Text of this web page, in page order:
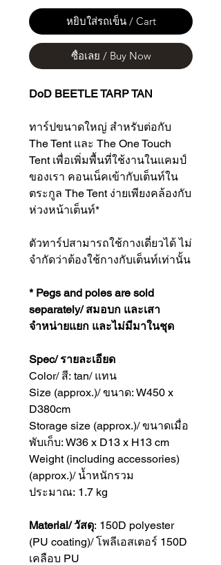
หยิบใส่รถเข็น / Cart
ซื้อเลย / Buy Now
DoD BEETLE TARP TAN
ทาร์ปขนาดใหญ่ สำหรับต่อกับ
The Tent และ The One Touch
Tent เพื่อเพิ่มพื้นที่ใช้งานในแคมป์
ของเรา คอนเน็คเข้ากับเต็นท์ใน
ตระกูล The Tent ง่ายเพียงคล้องกับ
ห่วงหน้าเต็นท์*
ตัวทาร์ปสามารถใช้กางเดี่ยวได้ ไม่
จำกัดว่าต้องใช้กางกับเต็นท์เท่านั้น
* Pegs and poles are sold
separately/ สมอบก และเสา
จำหน่ายแยก และไม่มีมาในชุด
Spec/ รายละเอียด
Color/ สี: tan/ แทน
Size (approx.)/ ขนาด: W450 x
D380cm
Storage size (approx.)/ ขนาดเมื่อ
พับเก็บ: W36 x D13 x H13 cm
Weight (including accessories)
(approx.)/ น้ำหนักรวม
ประมาณ: 1.7 kg
Material/ วัสดุ: 150D polyester
(PU coating)/ โพลีเอสเตอร์ 150D
เคลือบ PU